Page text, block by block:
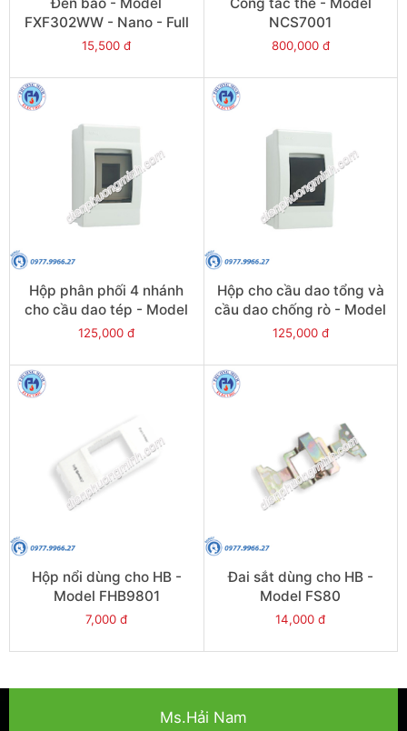
FXF302WW - Nano - Full
15,500 đ
NCS7001
800,000 đ
Hộp phân phối 4 nhánh
cho cầu dao tép - Model
FBD401
125,000 đ
Hộp cho cầu dao tổng và
cầu dao chống rò - Model
FB500
125,000 đ
Hộp nổi dùng cho HB -
Model FHB9801
7,000 đ
Đai sắt dùng cho HB -
Model FS80
14,000 đ
Ms.Hải Nam